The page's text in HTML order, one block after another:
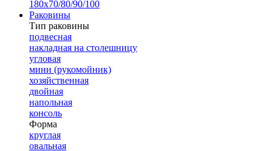
180х70/80/90/100
Раковины
Тип раковины
подвесная
накладная на столешницу
угловая
мини (рукомойник)
хозяйственная
двойная
напольная
консоль
Форма
круглая
овальная